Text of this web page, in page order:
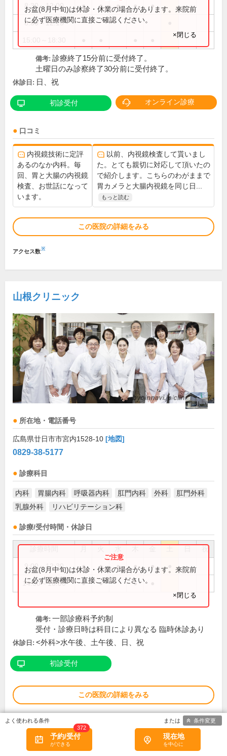
8:30～12:00 ● ● ● ● ●
8:30～12:15
お盆(8月中旬)は休診・休業の場合があります。来院前
に必ず医療機関に直接ご確認ください。
×閉じる
備考: 診療終了15分前に受付終了。
土曜日のみ診察終了30分前に受付終了。
休診日: 日、祝
初診受付 オンライン診療
口コミ
内視鏡技術に定評
あるのなか内科。毎
回、胃と大腸の内視鏡
検査、お世話になって
います。
以前、内視鏡検査して貰いまし
た。とても親切に対応して頂いたの
で紹介します。こちらのわがままで
胃カメラと大腸内視鏡を同じ日...
もっと読む
この医院の詳細をみる
アクセス数※
山根クリニック
所在地・電話番号
広島県廿日市市宮内1528-10 [地図]
0829-38-5177
診療科目
内科 胃腸内科 呼吸器内科 肛門内科 外科
肛門外科
乳腺外科
リハビリテーション科
診療/受付時間・休診日
祝
9:00～12:30 ● ● ● ● ●
14:30～18:00 ● ● ●
お盆(8月中旬)は休診・休業の場合があります。来院前
に必ず医療機関に直接ご確認ください。
×閉じる
備考: 一部診療科予約制
受付・診療日時は科目により異なる 臨時休診あり
休診日: <外科>水午後、土午後、日、祝
初診受付
この医院の詳細をみる
アクセス数
予約/受付
372
現在地
条件変更